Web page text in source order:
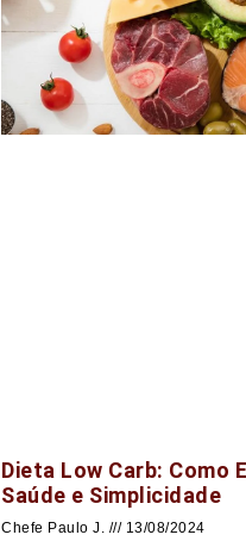
Dieta Low Carb: Como
Saúde e Simplicidade
Chefe Paulo J. 13/08/2024